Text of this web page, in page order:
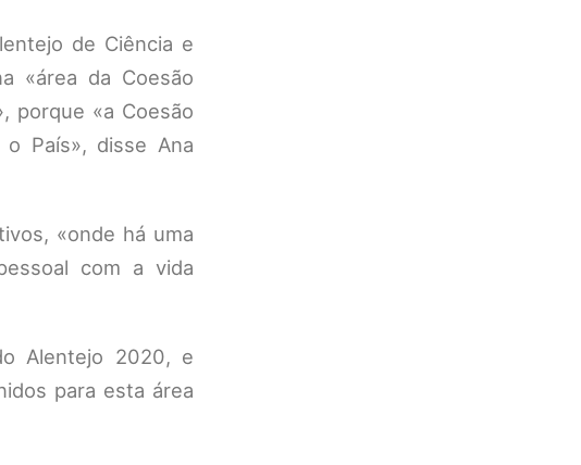
de Ciência e
«área da Coesão
porque «a Coesão
País», disse Ana
«onde há uma
com a vida
Alentejo 2020, e
para esta área